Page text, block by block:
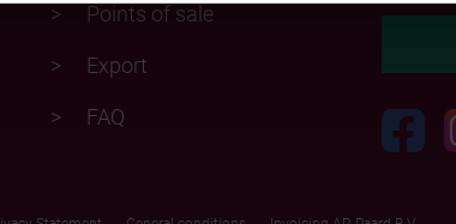
Points of sale
Export
FAQ